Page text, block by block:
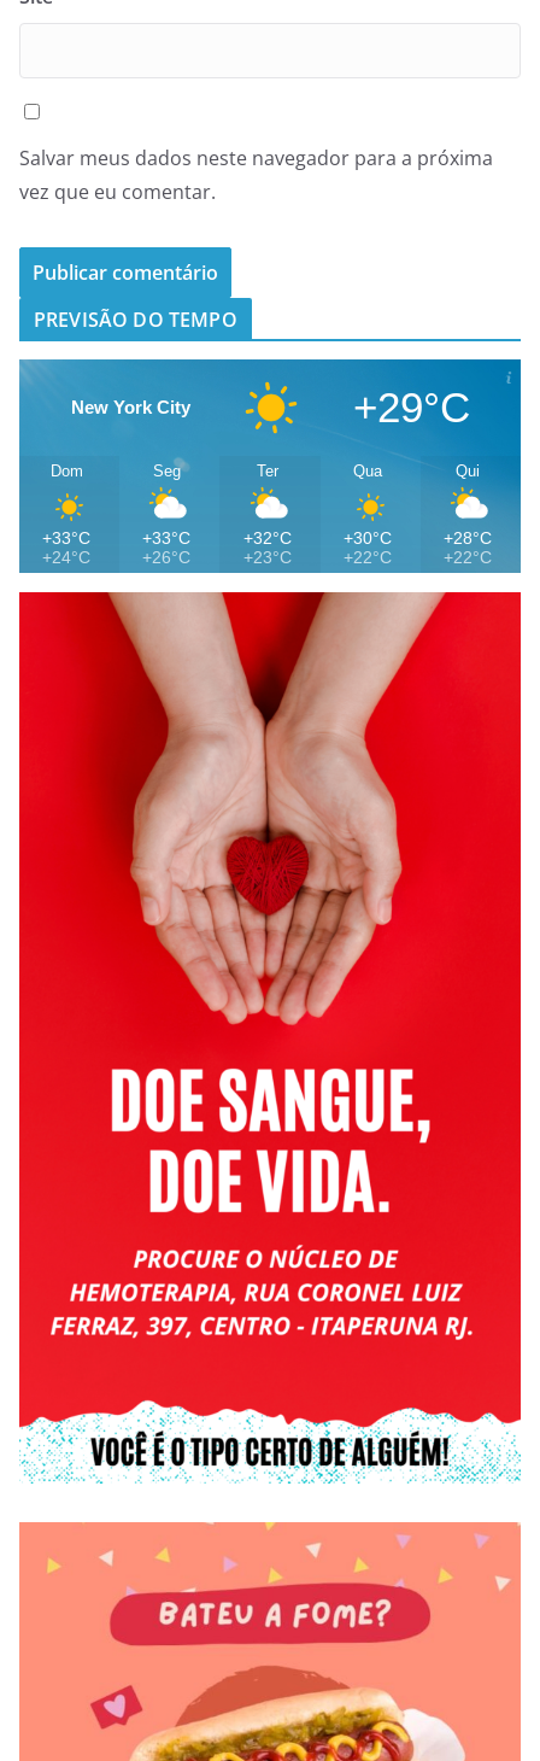
Salvar meus dados neste navegador para a próxima
vez que eu comentar.
PREVISÃO DO TEMPO
New York City +29°C
Dom
+33°C
+24°C
Seg
+33°C
+26°C
Ter
+32°C
+23°C
Qua
+30°C
+22°C
Qui
+28°C
+22°C